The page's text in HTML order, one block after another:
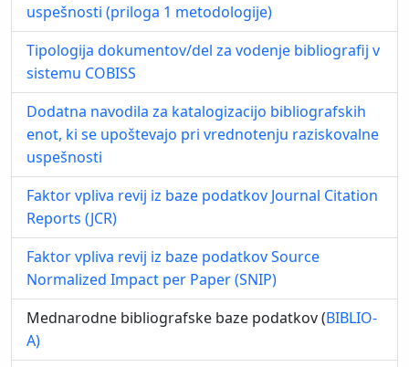
uspešnosti (priloga 1 metodologije)
Tipologija dokumentov/del za vodenje bibliografij v
sistemu COBISS
Dodatna navodila za katalogizacijo bibliografskih
enot, ki se upoštevajo pri vrednotenju raziskovalne
uspešnosti
Faktor vpliva revij iz baze podatkov Journal Citation
Reports (JCR)
Faktor vpliva revij iz baze podatkov Source
Normalized Impact per Paper (SNIP)
Mednarodne bibliografske baze podatkov (BIBLIO-
A)